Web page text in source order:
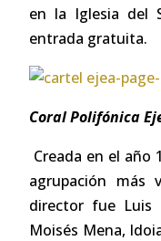
en la Iglesia del
entrada gratuita.
Coral Polifónica
Creada en el año
agrupación más
director fue Luis
Moisés Mena,